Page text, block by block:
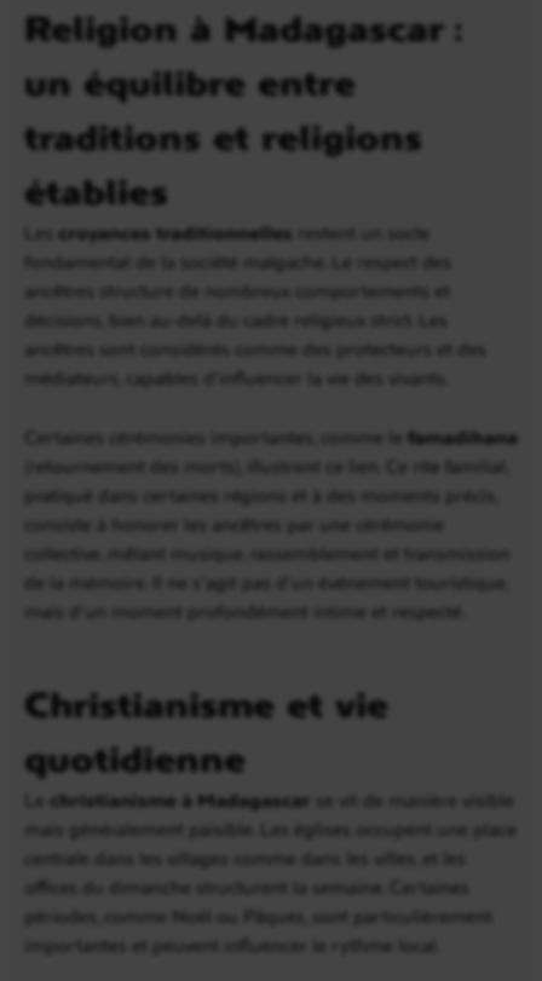
Religion à Madagascar :
un équilibre entre
traditions et religions
établies
Les croyances traditionnelles restent un socle
fondamental de la société malgache. Le respect des
ancêtres structure de nombreux comportements et
décisions, bien au-delà du cadre religieux strict. Les
ancêtres sont considérés comme des protecteurs et des
médiateurs, capables d’influencer la vie des vivants.
Certaines cérémonies importantes, comme le famadihana
(retournement des morts), illustrent ce lien. Ce rite familial,
pratiqué dans certaines régions et à des moments précis,
consiste à honorer les ancêtres par une cérémonie
collective, mêlant musique, rassemblement et transmission
de la mémoire. Il ne s’agit pas d’un événement touristique,
mais d’un moment profondément intime et respecté.
Christianisme et vie
quotidienne
Le christianisme à Madagascar se vit de manière visible
mais généralement paisible. Les églises occupent une place
centrale dans les villages comme dans les villes, et les
offices du dimanche structurent la semaine. Certaines
périodes, comme Noël ou Pâques, sont particulièrement
importantes et peuvent influencer le rythme local.